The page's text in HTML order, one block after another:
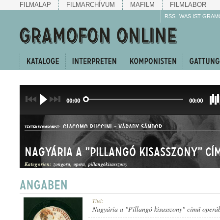
FILMALAP FILMARCHÍVUM MAFILM FILMLABOR
RSS WAS IST
00:00 00:00
TEXTER/KOMPONIST: GIACOMO PUCCINI-VÁRADY SÁNDOR
ÁRIA
Nagyária a "Pillangó kisasszony"
Kategorien: zongora opera pillangókisasszony
Titel:
Nagyária a "Pillangó kisasszony" című